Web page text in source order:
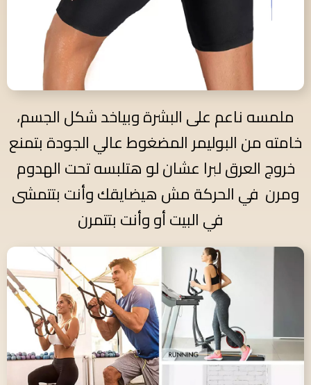
ملمسه ناعم على البشرة وبياخد شكل الجسم،
خامته من البوليمر المضغوط عالي الجودة بتمنع
خروج العرق لبرا عشان لو هتلبسه تحت الهدوم
ومرن في الحركة مش هيضايقك وأنت بتتمشى